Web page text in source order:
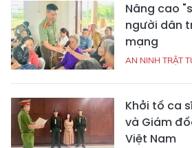
Nâng cao
người dân
mạng
AN NINH TRẬT
Khởi tố ca
và Giám
Việt Nam